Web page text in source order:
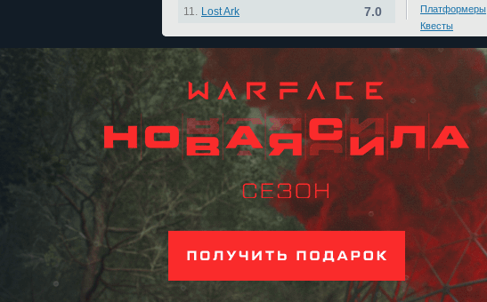
11. Lost Ark 7.0
Платформеры
Квесты